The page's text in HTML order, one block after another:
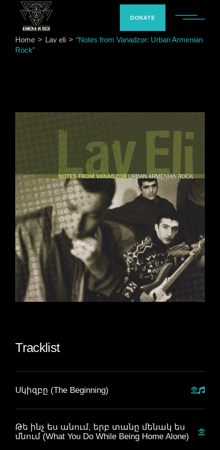
content
DONATE
Home Lav eli
“Notes from Vanadzor: Urban Armenian
Rock”
Tracklist
Սկիզբը (The Beginning)
Թե ինչ ես անում, երբ տանը մենակ ես
մնում (What You Do While Being Home Alone)